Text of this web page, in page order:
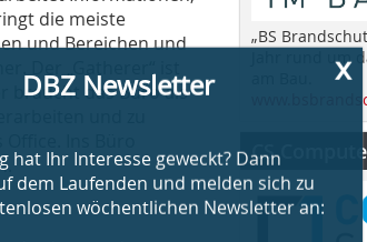
die meiste
und Bereichen und
Der „Gatherer“ ist
braucht das Büro als
und zu
Ins Büro
Fachinformationen
Roboter-Verifizierung
Hier klicken
„BS
Jahr rund um
CS